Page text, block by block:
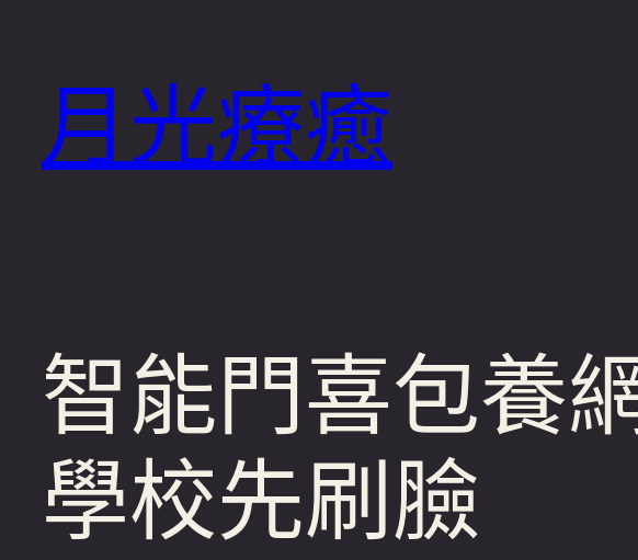
月光療癒
智能門喜包養
學校先刷臉